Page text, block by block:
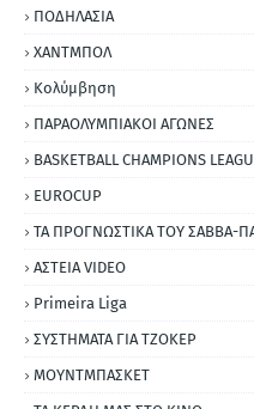
ΠΟΔΗΛΑΣΙΑ
ΧΑΝΤΜΠΟΛ
Κολύμβηση
ΠΑΡΑΟΛΥΜΠΙΑΚΟΙ ΑΓΩΝΕΣ
BASKETBALL CHAMPIONS
EUROCUP
ΤΑ ΠΡΟΓΝΩΣΤΙΚΑ ΤΟΥ ΣΑΒΒΑ-
ΑΣΤΕΙΑ VIDEO
Primeira Liga
ΣΥΣΤΗΜΑΤΑ ΓΙΑ ΤΖΟΚΕΡ
ΜΟΥΝΤΜΠΑΣΚΕΤ